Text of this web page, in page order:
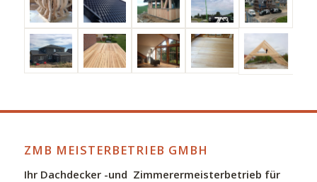
ZMB MEISTERBETRIEB GMBH
Ihr Dachdecker -und Zimmerermeisterbetrieb für